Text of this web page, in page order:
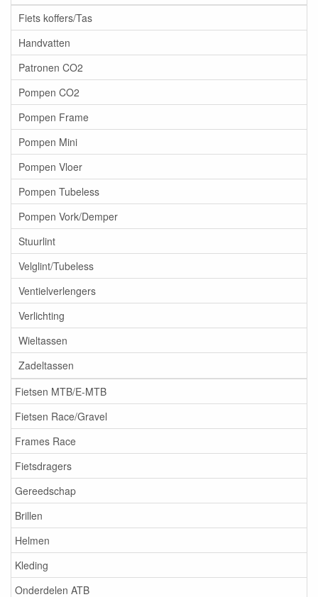
Fiets koffers/Tas
Handvatten
Patronen CO2
Pompen CO2
Pompen Frame
Pompen Mini
Pompen Vloer
Pompen Tubeless
Pompen Vork/Demper
Stuurlint
Velglint/Tubeless
Ventielverlengers
Verlichting
Wieltassen
Zadeltassen
Fietsen MTB/E-MTB
Fietsen Race/Gravel
Frames Race
Fietsdragers
Gereedschap
Brillen
Helmen
Kleding
Onderdelen ATB